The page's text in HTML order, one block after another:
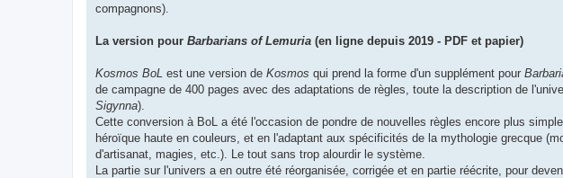
compagnons).
La version pour Barbarians of Lemuria (en ligne depuis 2019 - PDF et papier)
Kosmos BoL est une version de Kosmos qui prend la forme d'un supplément pour
de campagne de 400 pages avec des adaptations de règles, toute la description de
Sigynna).
Cette conversion à BoL a été l'occasion de pondre de nouvelles règles encore plus
héroïque haute en couleurs, et en l'adaptant aux spécificités de la mythologie grecque
d'artisanat, magies, etc.). Le tout sans trop alourdir le système.
La partie sur l'univers a en outre été réorganisée, corrigée et en partie réécrite, pour